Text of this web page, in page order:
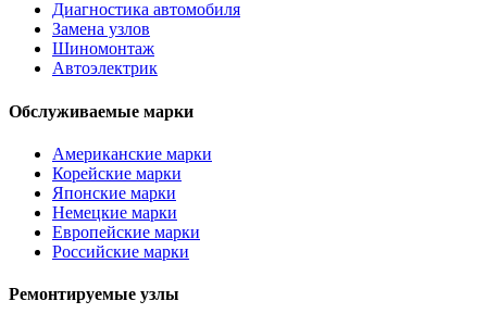
Диагностика автомобиля
Замена узлов
Шиномонтаж
Автоэлектрик
Обслуживаемые марки
Американские марки
Корейские марки
Японские марки
Немецкие марки
Европейские марки
Российские марки
Ремонтируемые узлы